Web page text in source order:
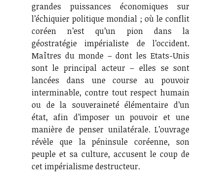
grandes puissances économiques sur
l’échiquier politique mondial ; où le conflit
coréen n’est qu’un pion dans la
géostratégie impérialiste de l’occident.
Maîtres du monde – dont les Etats-Unis
sont le principal acteur – elles se sont
lancées dans une course au pouvoir
interminable, contre tout respect humain
ou de la souveraineté élémentaire d’un
état, afin d’imposer un pouvoir et une
manière de penser unilatérale. L’ouvrage
révèle que la péninsule coréenne, son
peuple et sa culture, accusent le coup de
cet impérialisme destructeur.